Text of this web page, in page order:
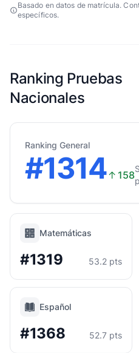
Basado en datos de matrícula.
específicos.
Ranking Pruebas
Nacionales
Ranking General
#1314↑ 158
Matemáticas
#1319 53.2 pts
Español
#1368 52.7 pts